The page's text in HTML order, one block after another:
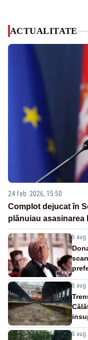
ACTUALITATE
24 feb. 2026, 15:50
Complot dejucat în
plănuiau asasinarea
5
5
5